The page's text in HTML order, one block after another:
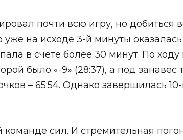
почти всю игру, но добиться
на исходе 3-й минуты
в счете более 30 минут. По
было «-9» (28:37), а под
– 65:54. Однако завершилась
сил. И стремительная